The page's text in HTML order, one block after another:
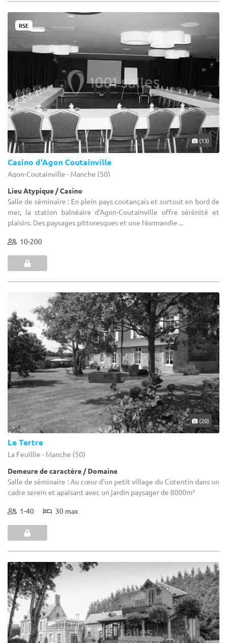
RSE
(13)
Casino d'Agon Coutainville
Agon-Coutainville - Manche (50)
Lieu Atypique / Casino
Salle de séminaire : En plein pays coutançais et surtout en bord de
mer, la station balnéaire d'Agon-Coutainville offre sérénité et
plaisirs. Des paysages pittoresques et une Normandie ...
10-200
(20)
Le Tertre
La Feuillie - Manche (50)
Demeure de caractère / Domaine
Salle de séminaire : Au cœur d'un petit village du Cotentin dans un
cadre serein et apaisant avec un jardin paysager de 8000m²
1-40 30 max